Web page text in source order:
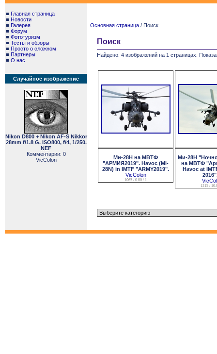
■ Главная страница
■ Новости
■ Галерея
■ Форум
■ Фототуризм
■ Тесты и обзоры
■ Просто о сложном
■ Партнеры
■ О нас
Случайное изображение
Nikon D800 + Nikon AF-S Nikkor
28mm f/1.8 G. ISO800, f/4, 1/250.
NEF
Комментарии: 0
VicColon
Основная страница / Поиск
Поиск
Найдено: 4 изображений на 1 страницах.
Ми-28Н на МВТФ
"АРМИЯ2019". Havoc (Mi-
28N) in IMTF "ARMY2019".
VicColon
1065 / 0.00 / 1
Ми-28Н
на МВТФ
Havoc at
1215 /